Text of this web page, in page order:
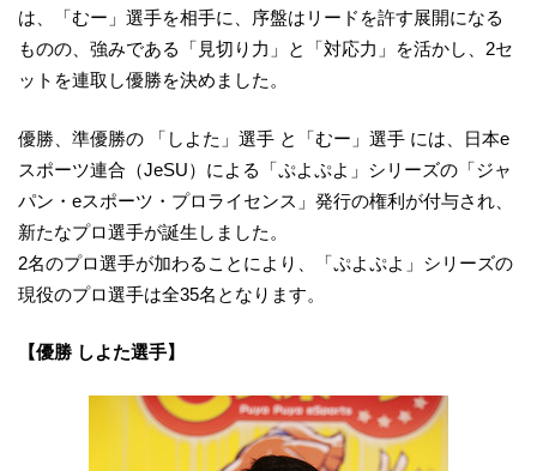
は、「むー」選手を相手に、序盤はリードを許す展開になる
ものの、強みである「見切り力」と「対応力」を活かし、2セ
ットを連取し優勝を決めました。
優勝、準優勝の 「しよた」選手 と「むー」選手 には、日本e
スポーツ連合（JeSU）による「ぷよぷよ」シリーズの「ジャ
パン・eスポーツ・プロライセンス」発行の権利が付与され、
新たなプロ選手が誕生しました。
2名のプロ選手が加わることにより、「ぷよぷよ」シリーズの
現役のプロ選手は全35名となります。
【優勝 しよた選手】